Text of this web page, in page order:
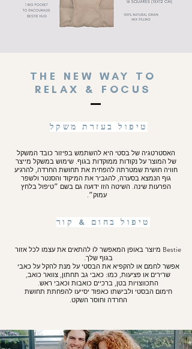
(הורמון הסטרס)
התוצאה:
הגוף נרגע, הנשימה מתעמקת, והלב מרגיש
אלא ממשעוזר לגוף לווסת את עצמו
🔥❄️ טיפול בחום ובקור
מסייע בהקלה על כאבי גב, בטן וכאבי מחזור
תומך בתחושת רוגע, נחמה והתרחבות
❄️ קור
מסייע בהפחתת דלקת ונפיחות
תומך בהתאוששות והרגעה ממוקדת
השילוב של חיבוק + חום / קור
🫂 למי Bestie מתאים?
לכל מי שרוצה:
להרגיש מוחזקת
להירגע בלי מילים
כלי תמיכה רך, נעים ולא שיפוטי
THE NEW WAY TO
RELAX & FOCUS
טיפול בעזרת משקל
האסטרטגיה של בסטי היא להשתמש בפיזור כובד המשקל
של המוצר על נקודות ממוקדות בגוף. שימוש במשקל מייצר
חוויה חושית שמטרתה להפחית את תחושת החרדה, להרגיע
גוף הנמצא בסערה, להגביר את המיקוד והסנטר ולשפר
הפרעות שינה. השיטה הזו ידועה גם בשם ״טיפול בלחץ
עמוק״.
טיפול בחום & קור
Bestie מיוצר באופן המאפשר לו להתאים את עצמו לכל אזור
בגוף שלך.
אפשר לחמם או להקפיא את הבסטי על מנת להקל על כאבי
שרירים או פציעות, כמו: כאבי גב תחתון, צוואר כואב,
התכווצויות בטן, ברכיים כואבות וכאבי ראש.
חימום הבסטי ולבישתו כאפוד יסייעו להפחתת תחושת
החרדה וחוסר השקט.